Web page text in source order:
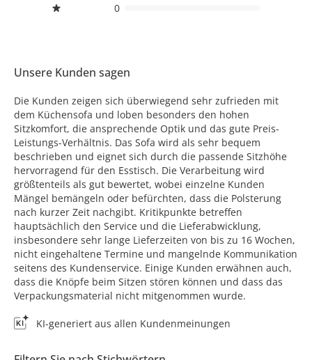
0
Unsere Kunden sagen
Die Kunden zeigen sich überwiegend sehr zufrieden mit
dem Küchensofa und loben besonders den hohen
Sitzkomfort, die ansprechende Optik und das gute Preis-
Leistungs-Verhältnis. Das Sofa wird als sehr bequem
beschrieben und eignet sich durch die passende Sitzhöhe
hervorragend für den Esstisch. Die Verarbeitung wird
größtenteils als gut bewertet, wobei einzelne Kunden
Mängel bemängeln oder befürchten, dass die Polsterung
nach kurzer Zeit nachgibt. Kritikpunkte betreffen
hauptsächlich den Service und die Lieferabwicklung,
insbesondere sehr lange Lieferzeiten von bis zu 16 Wochen,
nicht eingehaltene Termine und mangelnde Kommunikation
seitens des Kundenservice. Einige Kunden erwähnen auch,
dass die Knöpfe beim Sitzen stören können und dass das
Verpackungsmaterial nicht mitgenommen wurde.
KI-generiert aus allen Kundenmeinungen